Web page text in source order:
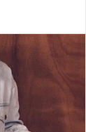
nouveau style de
Les
avantage de
une
à une